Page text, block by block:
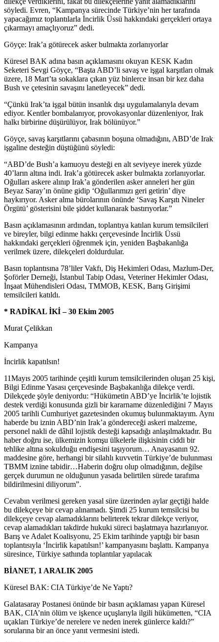
söyledi. Evren, “Kampanya sürecinde Türkiye’nin her tarafında
yapacağımız toplantılarla İncirlik Üssü hakkındaki gerçekleri ortaya
çıkarmayı amaçlıyoruz” dedi.
Göyçe: Irak’a götürecek asker bulmakta zorlanıyorlar
Küresel BAK adına basın açıklamasını okuyan KESK Kadın
Seketeri Sevgi Göyçe, “Başta ABD’li savaş ve işgal karşıtları olmak
üzere, 18 Mart’ta sokaklara çıkan yüz binlerce insan bir kez daha
Bush ve çetesinin savaşını lanetleyecek” dedi.
“Çünkü Irak’ta işgal bütün insanlık dışı uygulamalarıyla devam
ediyor. Kentler bombalanıyor, provokasyonlar düzenleniyor, Irak
halkı birbirine düşürülüyor, Irak bölünüyor.”
Göyçe, savaş karşıtlarını çabasının boşuna olmadığını, ABD’de Irak
işgaline desteğin düştüğünü söyledi:
“ABD’de Bush’a kamuoyu desteği en alt seviyeye inerek yüzde
40’ların altına indi. Irak’a götürecek asker bulmakta zorlanıyorlar.
Oğulları askere alınıp Irak’a gönderilen asker anneleri her gün
Beyaz Saray’ın önüne gidip ‘Oğullarımızı geri getirin’ diye
haykırıyor. Asker alma bürolarının önünde ‘Savaş Karşıtı Nineler
Örgütü’ gösterisini bile şiddet kullanarak bastırıyorlar.”
Basın açıklamasının ardından, toplantıya katılan kurum temsilcileri
ve bireyler, bilgi edinme hakkı çerçevesinde İncirlik Üssü
hakkındaki gerçekleri öğrenmek için, yeniden Başbakanlığa
verilmek üzere, dilekçeleri doldurdular.
Basın toplantısına 78’liler Vakfı, Diş Hekimleri Odası, Mazlum-Der,
Şoförler Derneği, İstanbul Tabip Odası, Veteriner Hekimler Odası,
İnşaat Mühendisleri Odası, TMMOB, KESK, Barış Girişimi
temsilcileri katıldı.
* RADİKAL İKİ – 30 Ekim 2005
Murat Çelikkan
Kampanya
İncirlik kapatılsın!
11Mayıs 2005 tarihinde çeşitli kurum temsilcilerinden oluşan 25 kişi,
Bilgi Edinme Yasası çerçevesinde Başbakanlığa dilekçe verdi.
Dilekçede şöyle deniyordu: “Hükümetin ABD’ye İncirlik’te lojistik
destek verdiği konusunda gizli bir kararname düzenlediğini 7 Mayıs
2005 tarihli Cumhuriyet gazetesinden okumuş bulunmaktayım. Aynı
haberde bu iznin ABD’nin Irak’a göndereceği askeri malzeme,
personel nakli de dâhil lojistik desteği kapsadığı anlaşılmaktadır. Bu
haber doğru ise, ülkemizin komşu ülkelerle ilişkisinin ciddi bir
tehlike altına sokulduğu endişesini taşıyorum… Anayasanın 92.
maddesine göre, herhangi bir silahlı kuvvetin Türkiye’de bulunması
TBMM iznine tabidir…Haberin doğru olup olmadığının, değilse
gerçek durumun ne olduğunun yasada belirtilen sürede tarafıma
bildirilmesini diliyorum”.
Cevabın verilmesi gereken yasal süre üzerinden aylar geçtiği halde
bu dilekçeye bir cevap alınamadı. Şimdi 25 kurum temsilcisi bu
dilekçeye cevap alamadıklarını belirterek tekrar dilekçe veriyor,
cevap alamadıkları takdirde hukuki süreci başlatmaya hazırlanıyor.
Barış ve Adalet Koalisyonu, 25 Ekim tarihinde yaptığı bir basın
toplantısıyla ‘İncirlik kapatılsın!’ kampanyasını başlattı. Kampanya
süresince, Türkiye sathında toplantılar yapılacak
BİANET, 1 ARALIK 2005
Küresel BAK: CIA Türkiye’de Ne Yaptı?
Galatasaray Postanesi önünde bir basın açıklaması yapan Küresel
BAK, CIA’nin ölüm ve işkence uçuşlarıyla ilgili hükümetten, “CIA
uçakları Türkiye’de nerelere ve neden inerek günlerce kaldı?”
sorularına bir an önce yanıt vermesini istedi.